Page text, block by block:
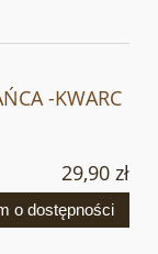
-KWARC
29,90 zł
o dostępności